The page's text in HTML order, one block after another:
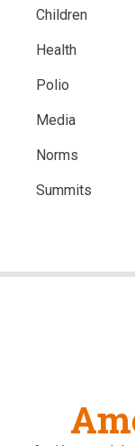
Children
Health
Polio
Media
Norms
Summits